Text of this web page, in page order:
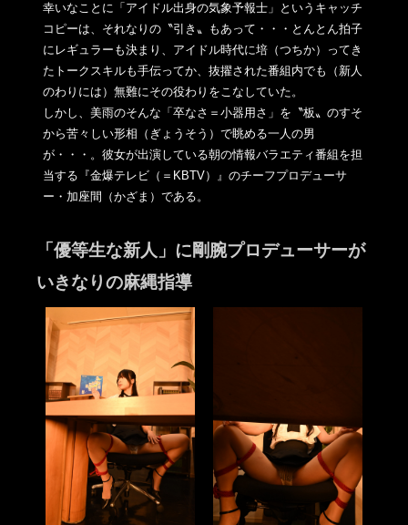
幸いなことに「アイドル出身の気象予報士」というキャッチ
コピーは、それなりの〝引き〟もあって・・・とんとん拍子
にレギュラー も決まり、アイドル時代に培（つちか）ってき
たトークスキルも手伝ってか、抜擢された番組内でも（新人
のわりには）無難にその役わりをこなしていた。
しかし、美雨のそんな「卒なさ＝小器用さ」を〝板〟のすそ
から苦 々しい形相（ぎょうそう）で眺める一人の男
が・・・。彼女が出演している朝の情報バラエティ番組を担
当する『金爆テレ ビ（＝KBTV）』のチーフプロデューサ
ー・加座間（かざま）である。
「優等生な新人」に剛腕プロデューサーが
いきなりの麻縄指導